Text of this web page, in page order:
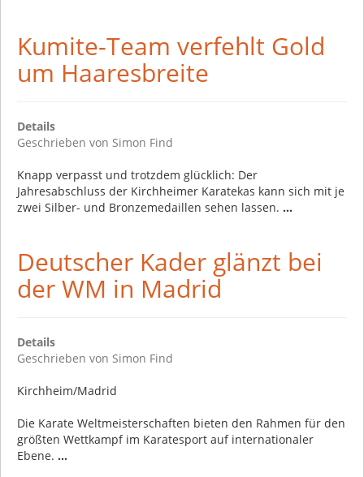
Kumite-Team verfehlt Gold
um Haaresbreite
Details
Geschrieben von Simon Find
Knapp verpasst und trotzdem glücklich: Der
Jahresabschluss der Kirchheimer Karatekas kann sich mit je
zwei Silber- und Bronzemedaillen sehen lassen. ...
Deutscher Kader glänzt bei
der WM in Madrid
Details
Geschrieben von Simon Find
Kirchheim/Madrid
Die Karate Weltmeisterschaften bieten den Rahmen für den
größten Wettkampf im Karatesport auf internationaler
Ebene. ...